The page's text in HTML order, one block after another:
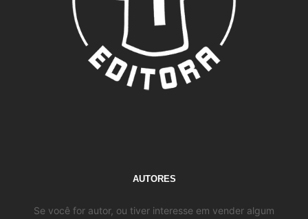
AUTORES
Se você for autor, ou tiver interesse em vender algum